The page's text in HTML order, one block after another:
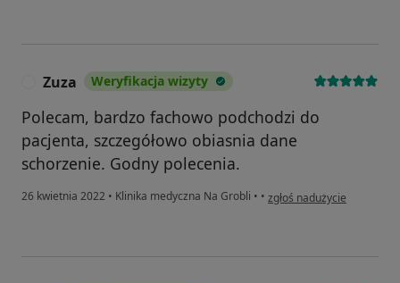
Zuza Weryfikacja wizyty
Polecam, bardzo fachowo podchodzi do
pacjenta, szczegółowo obiasnia dane
schorzenie. Godny polecenia.
26 kwietnia 2022 • Klinika medyczna Na Grobli • • w opinii użytkownika Zuza
zgłoś nadużycie